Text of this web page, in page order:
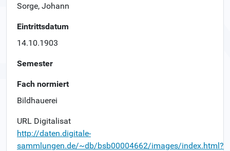
Sorge, Johann
Eintrittsdatum
14.10.1903
Semester
Fach normiert
Bildhauerei
URL Digitalisat
http://daten.digitale-
sammlungen.de/~db/bsb00004662/images/index.html?